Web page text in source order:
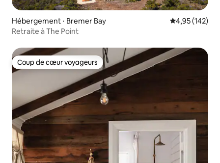
Hébergement ⋅ Bremer Bay Évaluation
4,95 (142)
Retraite à The Point
Coup de cœur voyageurs
Coup de cœur voyageurs